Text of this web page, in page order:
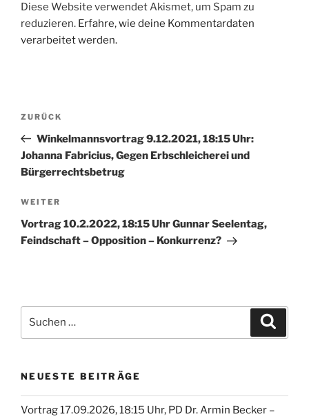
Diese Website verwendet Akismet, um Spam zu
reduzieren. Erfahre, wie deine Kommentardaten
verarbeitet werden.
Beitragsnavigation
Vorheriger
Beitrag
ZURÜCK
Winkelmannsvortrag 9.12.2021, 18:15 Uhr:
Johanna Fabricius, Gegen Erbschleicherei und
Bürgerrechtsbetrug
Nächster
Beitrag
WEITER
Vortrag 10.2.2022, 18:15 Uhr Gunnar Seelentag,
Feindschaft – Opposition – Konkurrenz?
nach:
NEUESTE BEITRÄGE
Vortrag 17.09.2026, 18:15 Uhr, PD Dr. Armin Becker –